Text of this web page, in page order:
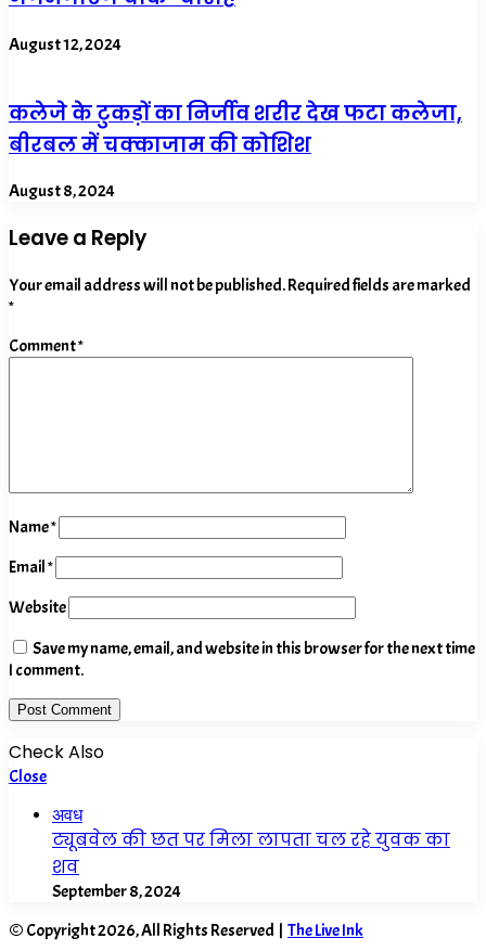
August 12, 2024
कलेजे के टुकड़ों का निर्जीव शरीर देख फटा कलेजा,
बीरबल में चक्काजाम की कोशिश
August 8, 2024
Leave a Reply
Your email address will not be published.Required fields are marked
*
Comment*
Name*
Email*
Website
Save my name, email, and website in this browser for the next time
I comment.
Check Also
Close
अवध
ट्यूबवेल की छत पर मिला लापता चल रहे युवक का
शव
September 8, 2024
© Copyright 2026, All Rights Reserved | The Live Ink